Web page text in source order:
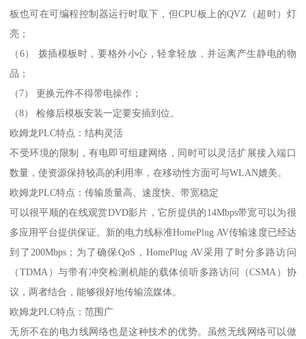
板也可在可编程控制器运行时取下，但CPU板上的QVZ（超时）灯
亮；
（6） 拨插模板时，要格外小心，轻拿轻放，并运离产生静电的物
品；
（7） 更换元件不得带电操作；
（8） 检修后模板安装一定要安插到位。
欧姆龙PLC特点：结构灵活
不受环境的限制，有电即可组建网络，同时可以灵活扩展接入端口
数量，使资源保持较高的利用率，在移动性方面可与WLAN媲美。
欧姆龙PLC特点：传输质量高、速度快、带宽稳定
可以很平顺的在线观赏DVD影片，它所提供的14Mbps带宽可以为很
多应用平台提供保证。新的电力线标准HomePlug AV传输速度已经达
到了200Mbps；为了确保QoS，HomePlug AV采用了时分多路访问
（TDMA）与带有冲突检测机能的载体侦听多路访问（CSMA）协
议，两者结合，能够很好地传输流媒体。
欧姆龙PLC特点：范围广
无所不在的电力线网络也是这种技术的优势。虽然无线网络可以做